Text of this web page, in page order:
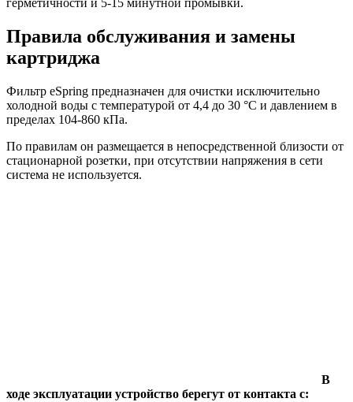
герметичности и 5-15 минутной промывки.
Правила обслуживания и замены
картриджа
Фильтр eSpring предназначен для очистки исключительно
холодной воды с температурой от 4,4 до 30 °С и давлением в
пределах 104-860 кПа.
По правилам он размещается в непосредственной близости от
стационарной розетки, при отсутствии напряжения в сети
система не используется.
В
ходе эксплуатации устройство берегут от контакта с: